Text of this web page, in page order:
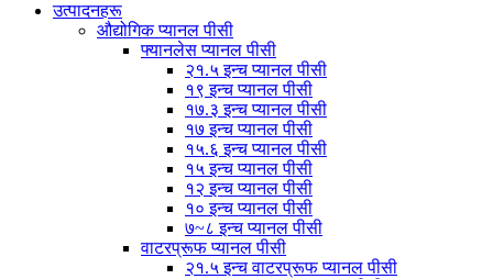
उत्पादनहरू
औद्योगिक प्यानल पीसी
फ्यानलेस प्यानल पीसी
२१.५ इन्च प्यानल पीसी
१९ इन्च प्यानल पीसी
१७.३ इन्च प्यानल पीसी
१७ इन्च प्यानल पीसी
१५.६ इन्च प्यानल पीसी
१५ इन्च प्यानल पीसी
१२ इन्च प्यानल पीसी
१० इन्च प्यानल पीसी
७~८ इन्च प्यानल पीसी
वाटरप्रूफ प्यानल पीसी
२१.५ इन्च वाटरप्रूफ प्यानल पीसी